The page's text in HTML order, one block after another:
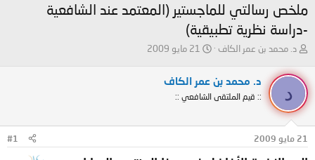
ملخص رسالتي للماجستير (المعتمد عند الشافعية
-دراسة نظرية تطبيقية)
ب
د
ل
م
و
ض
د. محمد بن عمر الكاف
ي
خ
ل
د
21 مايو 2009
د
د. محمد بن عمر الكاف
:: قيم الملتقى الشافعي ::
21 مايو 2009 #1